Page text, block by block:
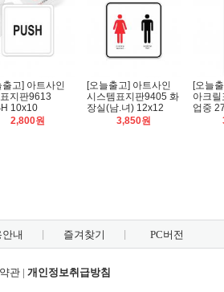
출고] 아트사인
지판9613
10x10
2,800원
[오늘출고] 아트사인
시스템표지판9405 화
장실(남.녀) 12x12
3,850원
[오늘
아크
업중
내 즐겨찾기 PC버전
관| 개인정보취급방침